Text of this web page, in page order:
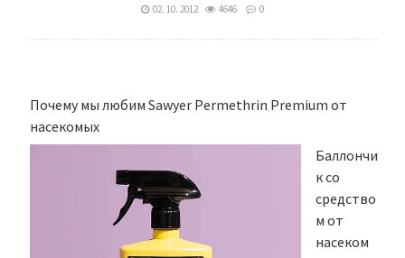
02. 10. 2012 4646 0
Почему мы любим Sawyer Permethrin Premium от
насекомых
Баллончи
к со
средство
м от
насеком